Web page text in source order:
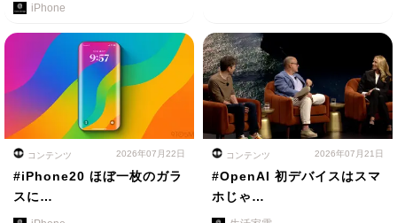
iPhone
コンテンツ 2026年07月22日
#iPhone20 ほぼ一枚のガラ
スに…
コンテンツ 2026年07月21日
#OpenAI 初デバイスはスマ
ホじゃ…